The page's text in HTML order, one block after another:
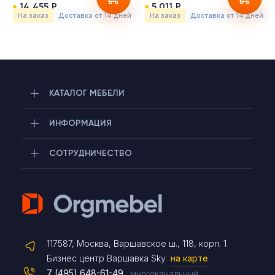
14 455 Р
На заказ Доставка от 14 дней
5 011 Р
На заказ Доставка от 14 дней
КАТАЛОГ МЕБЕЛИ
ИНФОРМАЦИЯ
СОТРУДНИЧЕСТВО
117587, Москва, Варшавское ш., 118, корп. 1
Бизнес центр Варшавка Sky на карте
7 (495) 648-61-49
Telegram
Max